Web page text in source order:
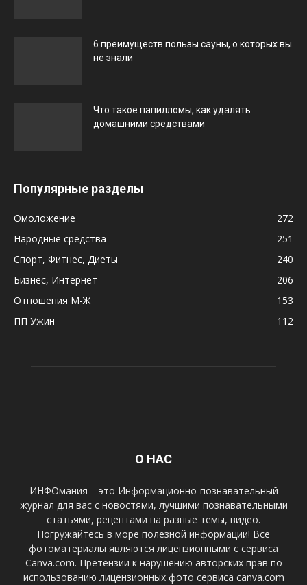
6 преимуществ пользы сауны, о которых вы
не знали
Что такое папилломы, как удалять
домашними средствами
Популярные разделы
Омоложение
272
Народные средства
251
Спорт, Фитнес, Диеты
240
Бизнес, Интернет
206
Отношения М-Ж
153
ПП Ужин
112
О НАС
ИНФОмания – это Информационно-познавательный
журнал для вас с новостями, лучшими познавательными
статьями, рецептами на разные темы, видео.
Погружайтесь в море полезной информации! Все
фотоматериалы являются лицензионными с сервиса
Canva.com. Претензии к нарушению авторских прав по
использованию лицензионных фото сервиса canva.com